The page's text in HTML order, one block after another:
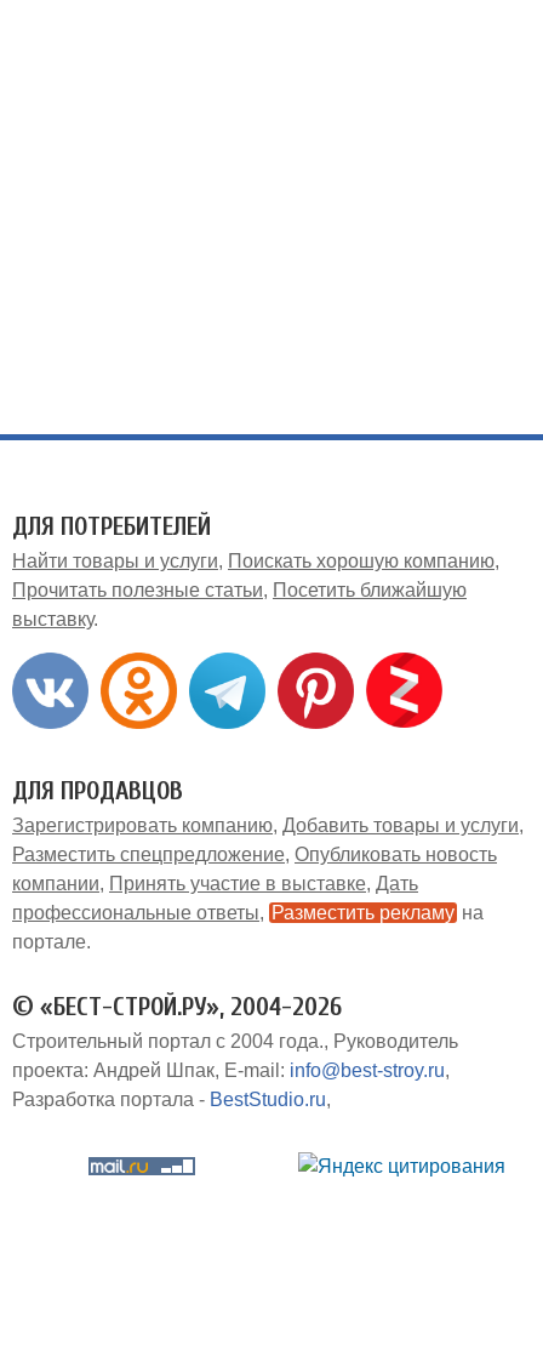
ДЛЯ ПОТРЕБИТЕЛЕЙ
Найти товары и услуги
Поискать хорошую компанию
Прочитать полезные статьи
Посетить ближайшую
выставку
ДЛЯ ПРОДАВЦОВ
Зарегистрировать компанию Добавить товары и услуги
Разместить спецпредложение Опубликовать новость
компании
Принять участие в выставке Дать
профессиональные ответы
Разместить рекламу на
портале
© «БЕСТ-СТРОЙ.РУ», 2004-2026
Строительный портал с 2004 года.
Руководитель
проекта: Андрей Шпак E-mail: info@best-stroy.ru
Разработка портала - BestStudio.ru